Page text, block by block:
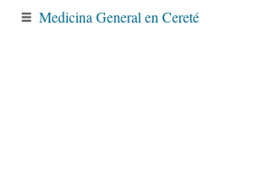
Medicina General en Cereté